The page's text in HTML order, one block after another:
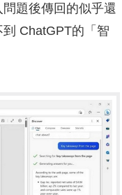
題後傳回的似乎還
ChatGPT的「智